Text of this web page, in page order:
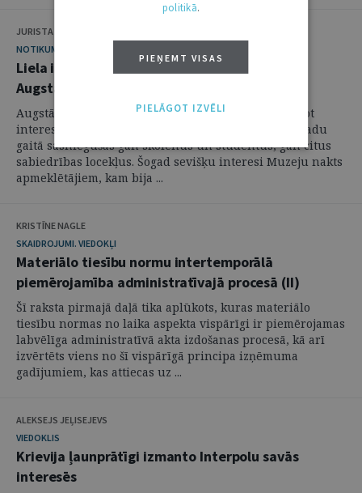
JURISTA VĀRDS
NOTIKUMS
Liela interese par tiesnešu mantiju izstādi
Augstākajā tiesā
Augstākās tiesas aktivitātes, izglītojot un iepazīstinot
interesentus ar tiesu varas funkcijām un vēsturi, gadu
gaitā sasniegušas gan skolēnus un studentus, gan citus
sabiedrības locekļus. Šogad sevišķu interesi Muzeju nakts
apmeklētājiem, kam bija ...
KRISTĪNE NAGLE
SKAIDROJUMI. VIEDOKĻI
Materiālo tiesību normu intertemporālā
piemērojamība administratīvajā procesā (II)
Šī raksta pirmajā daļā tika aplūkots, kuras materiālo
tiesību normas no laika aspekta vispārīgi ir piemērojamas
labvēlīga administratīvā akta izdošanas procesā, kā arī
izvērtēts viens no šī vispārīgā principa izņēmuma
gadījumiem, kas attiecas uz ...
ALEKSEJS JEĻISEJEVS
VIEDOKLIS
Krievija ļaunprātīgi izmanto Interpolu savās
interesēs
politikā.
PIEŅEMT VISAS
PIELĀGOT IZVĒLI